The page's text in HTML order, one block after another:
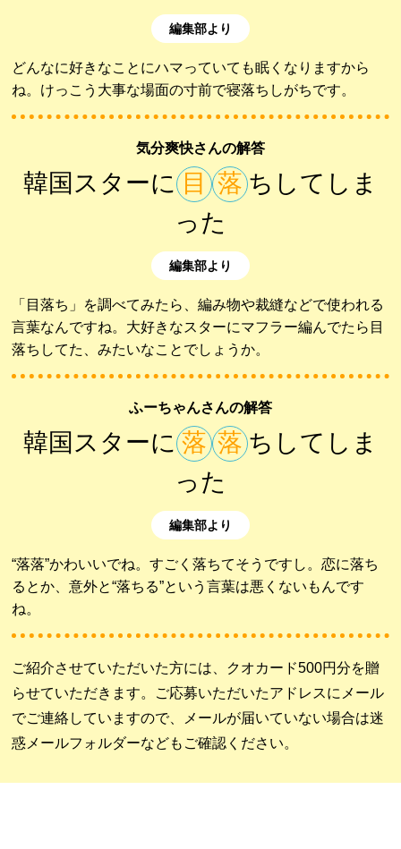
編集部より
どんなに好きなことにハマっていても眠くなりますから
ね。けっこう大事な場面の寸前で寝落ちしがちです。
気分爽快さんの解答
韓国スターに 目 落 ちしてしま
った
編集部より
「目落ち」を調べてみたら、編み物や裁縫などで使われる
言葉なんですね。大好きなスターにマフラー編んでたら目
落ちしてた、みたいなことでしょうか。
ふーちゃんさんの解答
韓国スターに 落 落 ちしてしま
った
編集部より
“落落”かわいいでね。すごく落ちてそうですし。恋に落ち
るとか、意外と“落ちる”という言葉は悪くないもんです
ね。
ご紹介させていただいた方には、クオカード500円分を贈
らせていただきます。ご応募いただいたアドレスにメール
でご連絡していますので、メールが届いていない場合は迷
惑メールフォルダーなどもご確認ください。